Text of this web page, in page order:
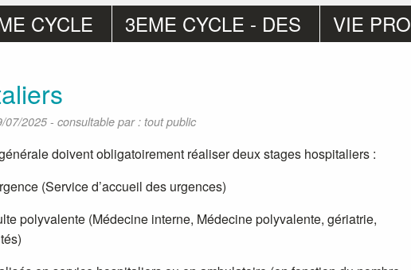
CYCLE 3EME CYCLE - DES VIE PRO
07/2025 - consultable par : tout public
doivent obligatoirement réaliser deux stages hospitaliers :
(Service d’accueil des urgences)
polyvalente (Médecine interne, Médecine polyvalente, gériatrie,